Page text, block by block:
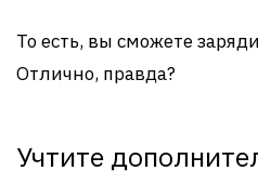
То есть, вы сможете
Отлично, правда?
Учтите